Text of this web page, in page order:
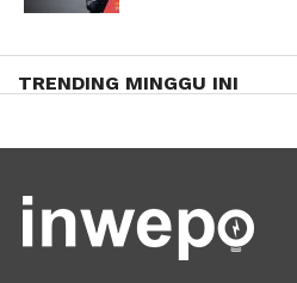
TRENDING MINGGU INI